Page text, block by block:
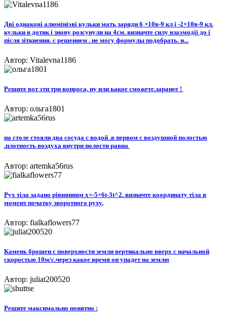
Двi однаковi алюмiнiэвi кульки мать заряди 6 ×10в-9 кл i -2×10в-9 кл.
кульки в дотик i знову розсунули на 4см. визначте силу взаэмодii до i
пiсля зiткнення. с решением . не могу формулы подобрать. н...
Автор: Vitalevna1186
Решите вот эти три вопроса, ну или какое сможете.заранее ! ​
Автор: ольга1801
на столе стояли два сосуда с водой .в первом с воздушной полостью
.плотность воздуха внутри полости равна ​
Автор: artemka56rus
Рух тіла задано рівнянням x=-5+6t-3t^2. визначте координату тіла в
момент початку зворотного руху.
Автор: fialkaflowers77
Камень брошен с поверхности земли вертикально вверх с начальной
скоростью 10м/с.через какое время он упадет на землю
Автор: juliat200520
Решите максимально понятно :